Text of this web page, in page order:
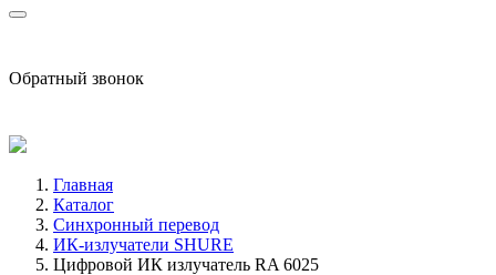
Обратный звонок
Главная
Каталог
Синхронный перевод
ИК-излучатели SHURE
Цифровой ИК излучатель RA 6025